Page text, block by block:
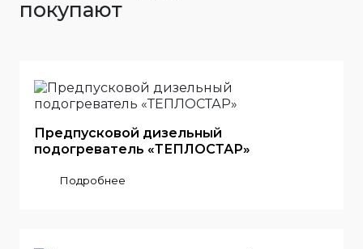
покупают
Предпусковой дизельный
подогреватель «ТЕПЛОСТАР»
Подробнее